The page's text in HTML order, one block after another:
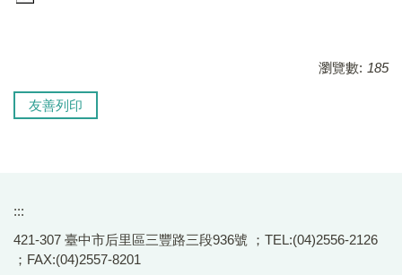
瀏覽數: 185
友善列印
:::
421-307 臺中市后里區三豐路三段936號 ；TEL:(04)2556-2126
；FAX:(04)2557-8201